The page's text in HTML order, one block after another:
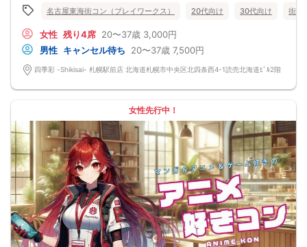
（１：１でのトークはございませんので、予めご了承ください）
★プロフィールカードにより会話のキッカケもバッチリ★
なんてことは絶対ありません！
プロフィールカードを活用し、「はじめまして」から会話を楽しみましょう。
★完全着席型・連絡先交換は自由★
完全着席型で席替えはできる限り行います。
席替えの５分前には連絡先交換を促すアナウンスをいたしますので、「連絡先交
1. ２名様以上でのご参加は必ず同性同士でお申し込みください。
2. 服装の指定はございません。多くのお客様はカジュアルな格好でおこしになら
れています。
3. 開催判断はイベント前日の時点で男性３名・女性３名以上のお申し込みからに
なりますが、当日に参加者のキャンセルで比率が崩れた場合や開催判断人数を下
回った場合、一切返金などの保証はいたしませんのでご了承ください。
4. イベントページ内の「お申し込み状況」等はキャンセルなどで当日の参加人
数、男女比率と異なる可能性がございます。
5. 当日は店舗の外ではなく店舗内で受付いたします。店内に入り店員に「街コン
で来た」旨をお伝えください。
6. お釣りの用意はございませんので、出ないようにご準備お願いします。
7. 当日は年齢確認のできる身分証をお持ちください。イベントの対象年齢でない
名古屋東海街コン（プレイワークス） 20代向け 30代向け 街コ
女性 残り4席 20〜37歳 3,000円
男性 キャンセル待ち 20〜37歳 7,500円
四季彩 -Shikisai- 札幌駅前店 北海道札幌市中央区北四条西4-1読売北海道ﾋﾞﾙ2階
女性先行中！